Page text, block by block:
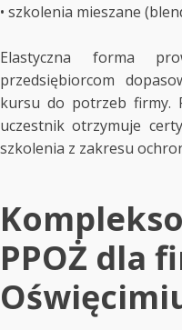
• szkolenia mieszane
Elastyczna forma
przedsiębiorcom
kursu do potrzeb firmy.
uczestnik otrzymuje
szkolenia z zakresu
PPOŻ dla